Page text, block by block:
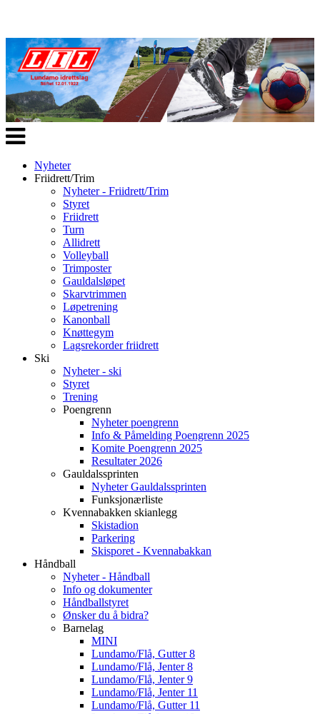
Veksle
navigasjon
Nyheter
Friidrett/Trim
Nyheter - Friidrett/Trim
Styret
Friidrett
Turn
Allidrett
Volleyball
Trimposter
Gauldalsløpet
Skarvtrimmen
Løpetrening
Kanonball
Knøttegym
Lagsrekorder friidrett
Ski
Nyheter - ski
Styret
Trening
Poengrenn
Nyheter poengrenn
Info & Påmelding Poengrenn 2025
Komite Poengrenn 2025
Resultater 2026
Gauldalssprinten
Nyheter Gauldalssprinten
Funksjonærliste
Kvennabakken skianlegg
Skistadion
Parkering
Skisporet - Kvennabakkan
Håndball
Nyheter - Håndball
Info og dokumenter
Håndballstyret
Ønsker du å bidra?
Barnelag
MINI
Lundamo/Flå, Gutter 8
Lundamo/Flå, Jenter 8
Lundamo/Flå, Jenter 9
Lundamo/Flå, Jenter 11
Lundamo/Flå, Gutter 11